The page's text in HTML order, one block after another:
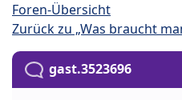
Foren-Übersicht
Zurück zu „Was braucht
gast.3523696